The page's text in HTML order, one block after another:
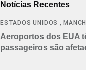
Notícias Recentes
ESTADOS UNIDOS ,
Aeroportos dos EUA
passageiros são